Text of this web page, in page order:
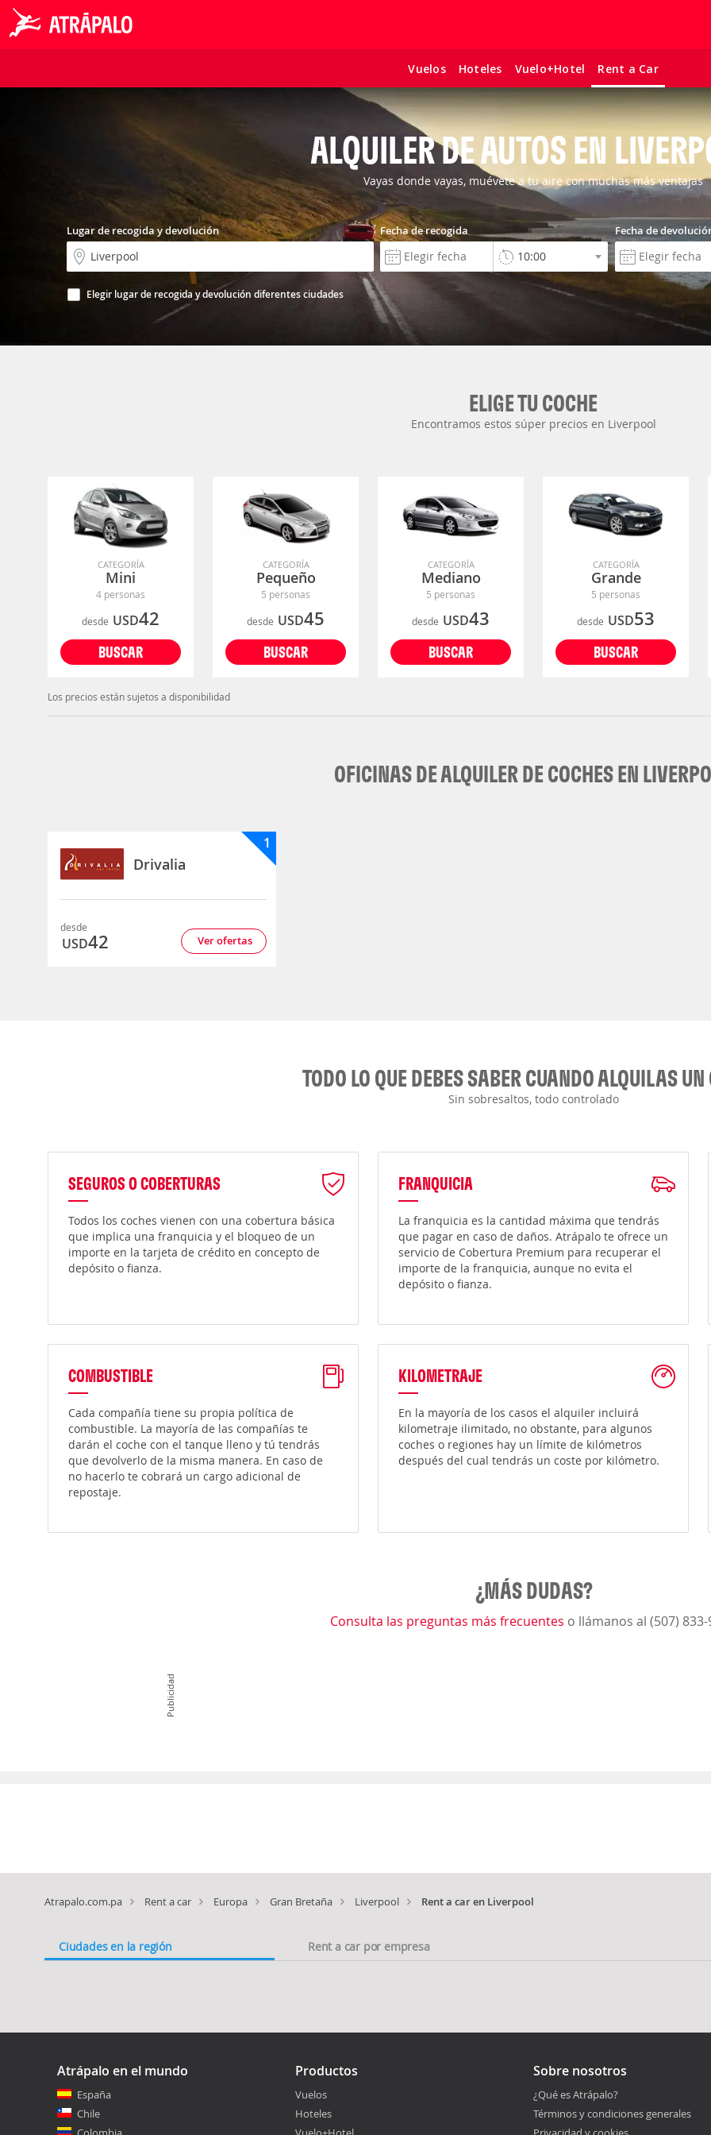
Vuelos Hoteles Vuelo+Hotel Rent a Car
ALQUILER DE AUTOS EN
Vayas donde vayas, muévete a tu aire con muchas más ventajas
Lugar de recogida y devolución
Elegir lugar de recogida y devolución diferentes ciudades
Fecha de recogida Fecha de
ELIGE TU COCHE
Encontramos estos súper precios en Liverpool
CATEGORÍA
Mini
4 personas
desde USD42
BUSCAR
CATEGORÍA
Pequeño
5 personas
desde USD45
BUSCAR
CATEGORÍA
Mediano
5 personas
desde USD43
BUSCAR
CATEGORÍA
Grande
5 personas
desde USD53
BUSCAR
Los precios están sujetos a disponibilidad
OFICINAS DE ALQUILER DE COCHES EN
Drivalia
1
desde
USD42 Ver ofertas
TODO LO QUE DEBES SABER CUANDO ALQUILAS UN
Sin sobresaltos, todo controlado
SEGUROS O COBERTURAS
Todos los coches vienen con una cobertura básica
que implica una franquicia y el bloqueo de un
importe en la tarjeta de crédito en concepto de
depósito o fianza.
FRANQUICIA
La franquicia es la cantidad máxima que tendrás
que pagar en caso de daños. Atrápalo te ofrece un
servicio de Cobertura Premium para recuperar el
importe de la franquicia, aunque no evita el
depósito o fianza.
COMBUSTIBLE
Cada compañía tiene su propia política de
combustible. La mayoría de las compañías te
darán el coche con el tanque lleno y tú tendrás
que devolverlo de la misma manera. En caso de
no hacerlo te cobrará un cargo adicional de
repostaje.
KILOMETRAJE
En la mayoría de los casos el alquiler incluirá
kilometraje ilimitado, no obstante, para algunos
coches o regiones hay un límite de kilómetros
después del cual tendrás un coste por kilómetro.
¿MÁS DUDAS?
Consulta las preguntas más frecuentes o llámanos al (507)
Publicidad
Atrapalo.com.pa Rent a car Europa Gran Bretaña Liverpool Rent a car en Liverpool
Ciudades en la región Rent a car por empresa
Atrápalo en el mundo
España
Chile
Productos
Vuelos
Hoteles
Sobre nosotros
¿Qué es Atrápalo?
Términos y condiciones generales